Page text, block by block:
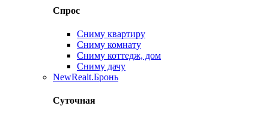
Спрос
Сниму квартиру
Сниму комнату
Сниму коттедж, дом
Сниму дачу
NewRealt.Бронь
Суточная